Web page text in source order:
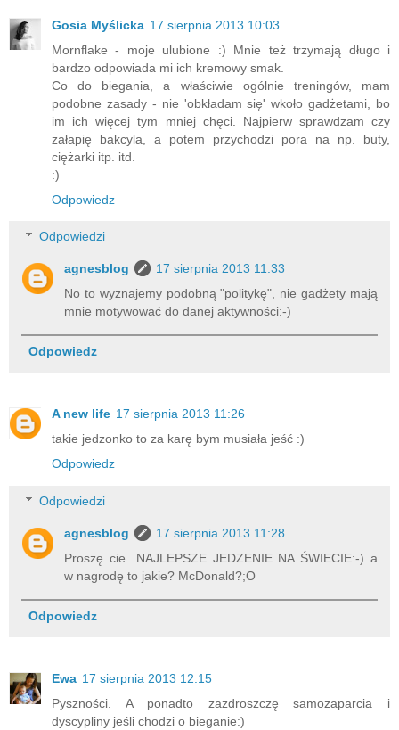
Gosia Myślicka 17 sierpnia 2013 10:03
Mornflake - moje ulubione :) Mnie też trzymają długo i
bardzo odpowiada mi ich kremowy smak.
Co do biegania, a właściwie ogólnie treningów, mam
podobne zasady - nie 'obkładam się' wkoło gadżetami, bo
im ich więcej tym mniej chęci. Najpierw sprawdzam czy
załapię bakcyla, a potem przychodzi pora na np. buty,
ciężarki itp. itd.
:)
Odpowiedz
Odpowiedzi
agnesblog
17 sierpnia 2013 11:33
No to wyznajemy podobną "politykę", nie gadżety mają
mnie motywować do danej aktywności:-)
Odpowiedz
A new life 17 sierpnia 2013 11:26
takie jedzonko to za karę bym musiała jeść :)
Odpowiedz
Odpowiedzi
agnesblog
17 sierpnia 2013 11:28
Proszę cie...NAJLEPSZE JEDZENIE NA ŚWIECIE:-) a
w nagrodę to jakie? McDonald?;O
Odpowiedz
Ewa 17 sierpnia 2013 12:15
Pyszności. A ponadto zazdroszczę samozaparcia i
dyscypliny jeśli chodzi o bieganie:)